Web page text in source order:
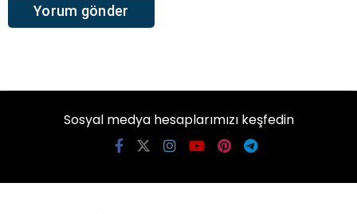
Sosyal medya hesaplarımızı keşfedin